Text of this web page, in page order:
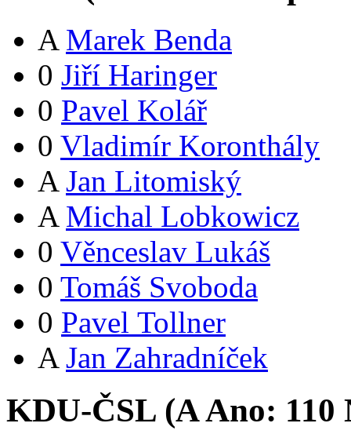
A Marek Benda
0 Jiří Haringer
0 Pavel Kolář
0 Vladimír Koronthály
A Jan Litomiský
A Michal Lobkowicz
0 Věnceslav Lukáš
0 Tomáš Svoboda
0 Pavel Tollner
A Jan Zahradníček
KDU-ČSL (AAno: 110